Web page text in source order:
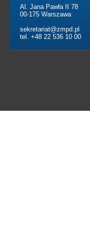
Al. Jana Pawła II 78
00-175 Warszawa
sekretariat@zmpd.pl
tel. +48 22 536 10 00